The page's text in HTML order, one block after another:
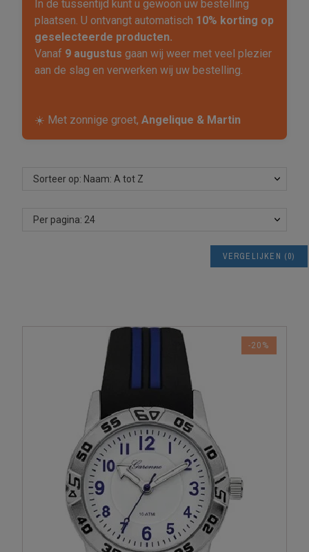
In de tussentijd kunt u gewoon uw bestelling
plaatsen. U ontvangt automatisch 10% korting op
geselecteerde producten.
Vanaf 9 augustus gaan wij weer met veel plezier
aan de slag en verwerken wij uw bestelling.
☀️ Met zonnige groet,Angelique & Martin
Sorteer op: Naam: A tot Z
Per pagina: 24
VERGELIJKEN (0)
-20%